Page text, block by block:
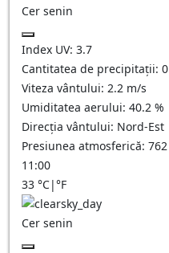
Cer senin
Index UV: 3.7
Cantitatea de precipitații: 0
Viteza vântului: 2.2 m/s
Umiditatea aerului: 40.2 %
Direcția vântului: Nord-Est
Presiunea atmosferică: 762
11:00
33 °C|°F
Cer senin